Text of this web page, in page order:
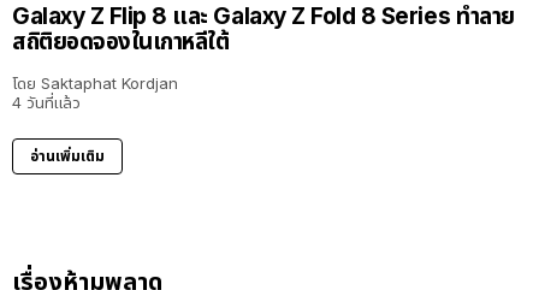
Galaxy Z Flip 8 และ Galaxy Z Fold 8 Series ทำลาย
สถิติยอดจองในเกาหลีใต้
โดย Saktaphat Kordjan
4 วันที่แล้ว
อ่านเพิ่มเติม
เรื่องห้ามพลาด